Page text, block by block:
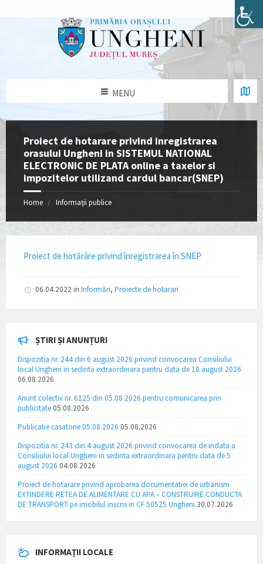
MENU
Proiect de hotarare privind inregistrarea
orasului Ungheni in SISTEMUL NATIONAL
ELECTRONIC DE PLATA online a taxelor si
impozitelor utilizand cardul bancar(SNEP)
Home Informații publice
Proiect de hotărâre privind înregistrarea în SNEP
06.04.2022 in Informări, Proiecte de hotarari
ȘTIRI ȘI ANUNȚURI
Dispozitia nr. 244 din 6 august 2026 privind convocarea Consiliului
local Ungheni in sedinta extraordinara pentru data de 10 august 2026
06.08.2026
Anunt colectiv nr. 6125 din 05.08.2026 pentru comunicarea prin
publicitate 05.08.2026
Publicatie casatorie 05.08.2026 05.08.2026
Dispozitia nr. 243 din 4 august 2026 privind convocarea de indata a
Consiliului local Ungheni in sedinta extraordinara pentru data de 5
august 2026 04.08.2026
Proiect de hotarare privind aprobarea documentatiei de urbanism
EXTINDERE RETEA DE ALIMENTARE CU APA – CONSTRUIRE CONDUCTA
DE TRANSPORT pe imobilul inscris in CF 50525 Ungheni 30.07.2026
INFORMAȚII LOCALE